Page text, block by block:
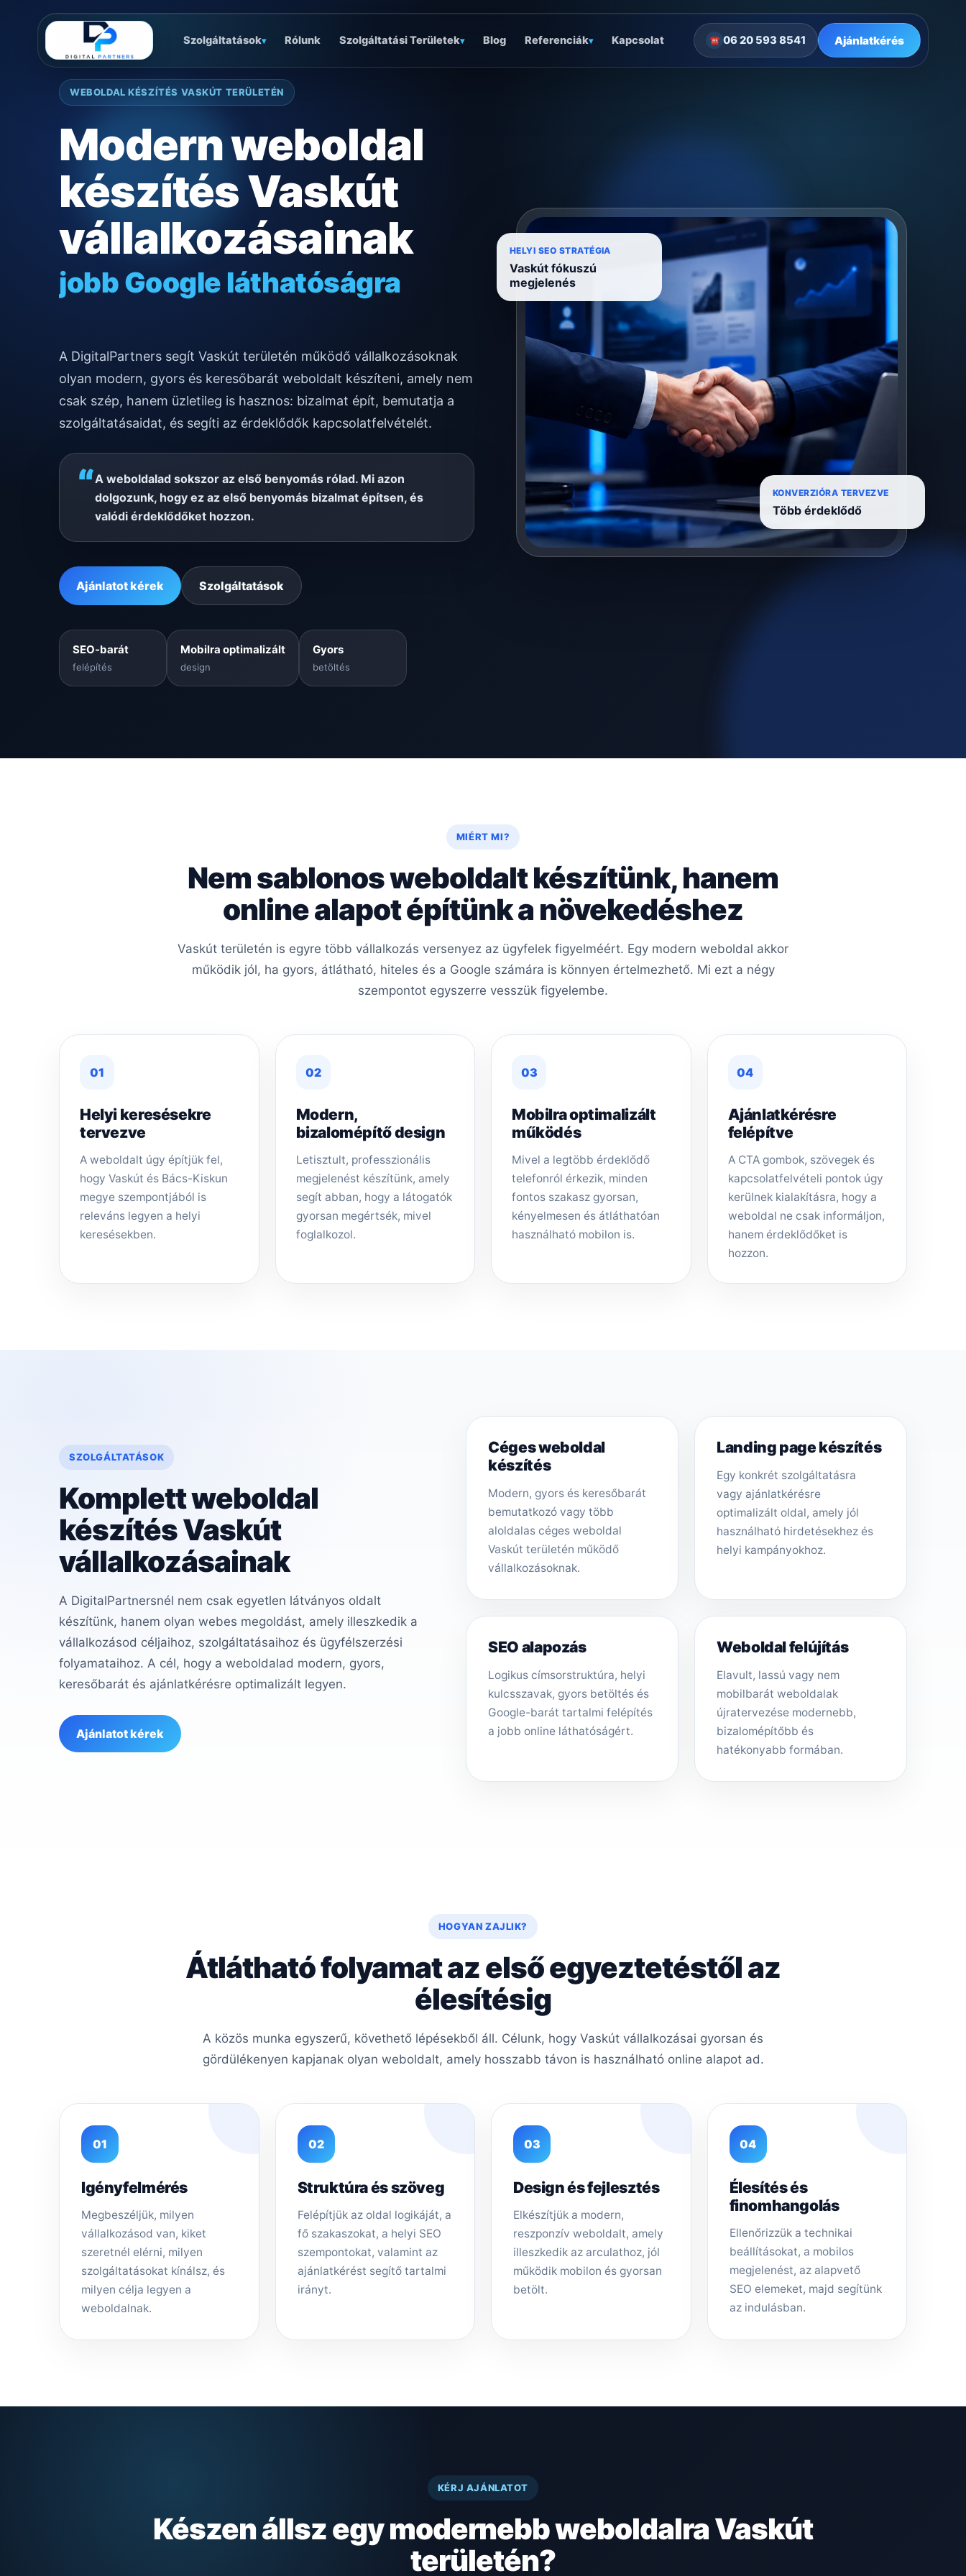
Szolgáltatások▾ Rólunk Szolgáltatási Területek▾ Blog Referenciák▾ Kapcsolat ☎ 06 20 593 8541 Ajánlatkérés
WEBOLDAL KÉSZÍTÉS VASKÚT TERÜLETÉN
Modern weboldal
készítés Vaskút
vállalkozásainak
jobb Google láthatóságra
gyors mobilos működésre
A DigitalPartners segít Vaskút területén működő vállalkozásoknak
olyan modern, gyors és keresőbarát weboldalt készíteni, amely nem
csak szép, hanem üzletileg is hasznos: bizalmat épít, bemutatja a
szolgáltatásaidat, és segíti az érdeklődők kapcsolatfelvételét.
“A weboldalad sokszor az első benyomás rólad. Mi azon
dolgozunk, hogy ez az első benyomás bizalmat építsen, és
valódi érdeklődőket hozzon.
Ajánlatot kérek Szolgáltatások
SEO-barát
felépítés
Mobilra optimalizált
design
Gyors
betöltés
HELYI SEO STRATÉGIA
Vaskút fókuszú
megjelenés
KONVERZIÓRA TERVEZVE
Több érdeklődő
MIÉRT MI?
Nem sablonos weboldalt készítünk, hanem
online alapot építünk a növekedéshez
Vaskút területén is egyre több vállalkozás versenyez az ügyfelek figyelméért. Egy modern weboldal akkor
működik jól, ha gyors, átlátható, hiteles és a Google számára is könnyen értelmezhető. Mi ezt a négy
szempontot egyszerre vesszük figyelembe.
01
Helyi keresésekre
tervezve
A weboldalt úgy építjük fel,
hogy Vaskút és Bács-Kiskun
megye szempontjából is
releváns legyen a helyi
keresésekben.
02
Modern,
bizalomépítő design
Letisztult, professzionális
megjelenést készítünk, amely
segít abban, hogy a látogatók
gyorsan megértsék, mivel
foglalkozol.
03
Mobilra optimalizált
működés
Mivel a legtöbb érdeklődő
telefonról érkezik, minden
fontos szakasz gyorsan,
kényelmesen és átláthatóan
használható mobilon is.
04
Ajánlatkérésre
felépítve
A CTA gombok, szövegek és
kapcsolatfelvételi pontok úgy
kerülnek kialakításra, hogy a
weboldal ne csak informáljon,
hanem érdeklődőket is
hozzon.
SZOLGÁLTATÁSOK
Komplett weboldal
készítés Vaskút
vállalkozásainak
A DigitalPartnersnél nem csak egyetlen látványos oldalt
készítünk, hanem olyan webes megoldást, amely illeszkedik a
vállalkozásod céljaihoz, szolgáltatásaihoz és ügyfélszerzési
folyamataihoz. A cél, hogy a weboldalad modern, gyors,
keresőbarát és ajánlatkérésre optimalizált legyen.
Ajánlatot kérek
Céges weboldal
készítés
Modern, gyors és keresőbarát
bemutatkozó vagy több
aloldalas céges weboldal
Vaskút területén működő
vállalkozásoknak.
Landing page készítés
Egy konkrét szolgáltatásra
vagy ajánlatkérésre
optimalizált oldal, amely jól
használható hirdetésekhez és
helyi kampányokhoz.
SEO alapozás
Logikus címsorstruktúra, helyi
kulcsszavak, gyors betöltés és
Google-barát tartalmi felépítés
a jobb online láthatóságért.
Weboldal felújítás
Elavult, lassú vagy nem
mobilbarát weboldalak
újratervezése modernebb,
bizalomépítőbb és
hatékonyabb formában.
HOGYAN ZAJLIK?
Átlátható folyamat az első egyeztetéstől az
élesítésig
A közös munka egyszerű, követhető lépésekből áll. Célunk, hogy Vaskút vállalkozásai gyorsan és
gördülékenyen kapjanak olyan weboldalt, amely hosszabb távon is használható online alapot ad.
01
Igényfelmérés
Megbeszéljük, milyen
vállalkozásod van, kiket
szeretnél elérni, milyen
szolgáltatásokat kínálsz, és
milyen célja legyen a
weboldalnak.
02
Struktúra és szöveg
Felépítjük az oldal logikáját, a
fő szakaszokat, a helyi SEO
szempontokat, valamint az
ajánlatkérést segítő tartalmi
irányt.
03
Design és fejlesztés
Elkészítjük a modern,
reszponzív weboldalt, amely
illeszkedik az arculathoz, jól
működik mobilon és gyorsan
betölt.
04
Élesítés és
finomhangolás
Ellenőrizzük a technikai
beállításokat, a mobilos
megjelenést, az alapvető
SEO elemeket, majd segítünk
az indulásban.
KÉRJ AJÁNLATOT
Készen állsz egy modernebb weboldalra Vaskút
területén?